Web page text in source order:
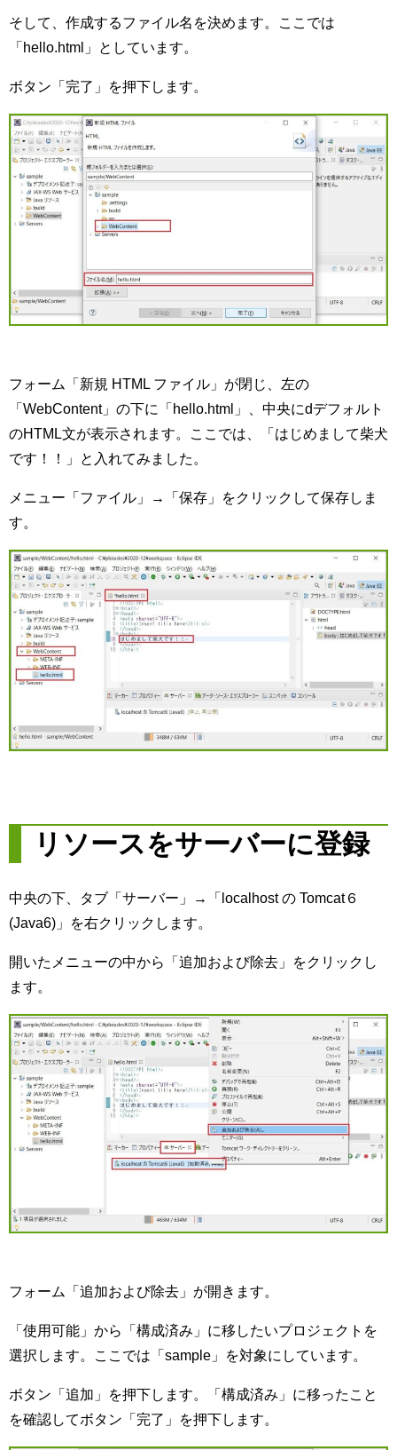
そして、作成するファイル名を決めます。ここでは
「hello.html」としています。
ボタン「完了」を押下します。
フォーム「新規 HTML ファイル」が閉じ、左の
「WebContent」の下に「hello.html」、中央にdデフォルト
のHTML文が表示されます。ここでは、「はじめまして柴犬
です！！」と入れてみました。
メニュー「ファイル」→「保存」をクリックして保存しま
す。
リソースをサーバーに登録
中央の下、タブ「サーバー」→「localhost の Tomcat６
(Java6)」を右クリックします。
開いたメニューの中から「追加および除去」をクリックし
ます。
フォーム「追加および除去」が開きます。
「使用可能」から「構成済み」に移したいプロジェクトを
選択します。ここでは「sample」を対象にしています。
ボタン「追加」を押下します。「構成済み」に移ったこと
を確認してボタン「完了」を押下します。